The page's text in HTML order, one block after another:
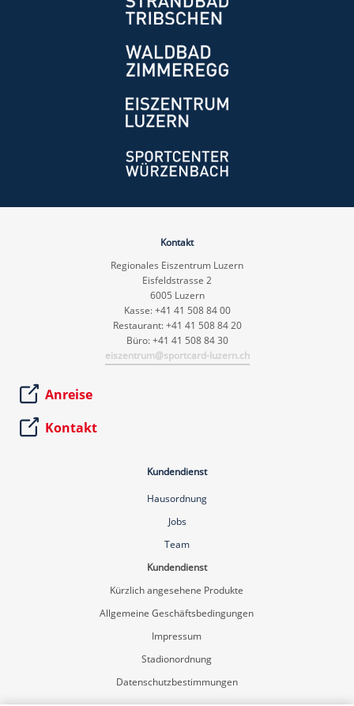
Kontakt
Regionales Eiszentrum Luzern
Eisfeldstrasse 2
6005 Luzern
Kasse: +41 41 508 84 00
Restaurant: +41 41 508 84 20
Büro: +41 41 508 84 30
eiszentrum@sportcard-luzern.ch
Anreise
Kontakt
Kundendienst
Hausordnung
Jobs
Team
Kundendienst
Kürzlich angesehene Produkte
Allgemeine Geschäftsbedingungen
Impressum
Stadionordnung
Datenschutzbestimmungen